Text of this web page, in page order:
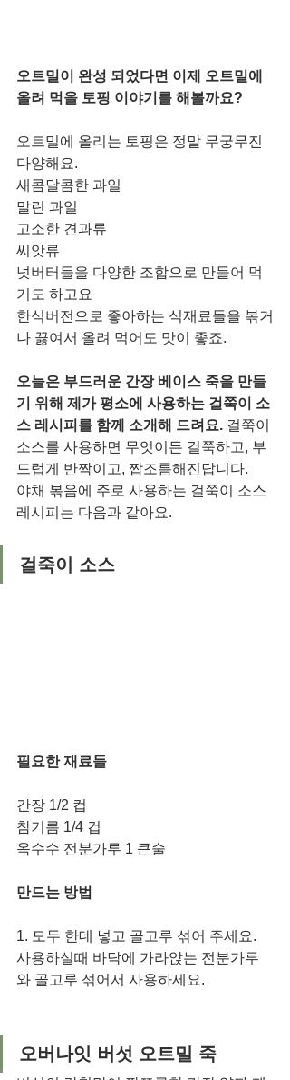
오트밀이 완성 되었다면 이제 오트밀에
올려 먹을 토핑 이야기를 해볼까요?
오트밀에 올리는 토핑은 정말 무궁무진
다양해요.
새콤달콤한 과일
말린 과일
고소한 견과류
씨앗류
넛버터들을 다양한 조합으로 만들어 먹
기도 하고요
한식버전으로 좋아하는 식재료들을 볶거
나 끓여서 올려 먹어도 맛이 좋죠.
오늘은 부드러운 간장 베이스 죽을 만들
기 위해 제가 평소에 사용하는 걸쭉이 소
스 레시피를 함께 소개해 드려요. 걸쭉이
소스를 사용하면 무엇이든 걸쭉하고, 부
드럽게 반짝이고, 짭조름해진답니다.
야채 볶음에 주로 사용하는 걸쭉이 소스
레시피는 다음과 같아요.
걸죽이 소스
필요한 재료들
간장 1/2 컵
참기름 1/4 컵
옥수수 전분가루 1 큰술
만드는 방법
1. 모두 한데 넣고 골고루 섞어 주세요.
사용하실때 바닥에 가라앉는 전분가루
와 골고루 섞어서 사용하세요.
오버나잇 버섯 오트밀 죽